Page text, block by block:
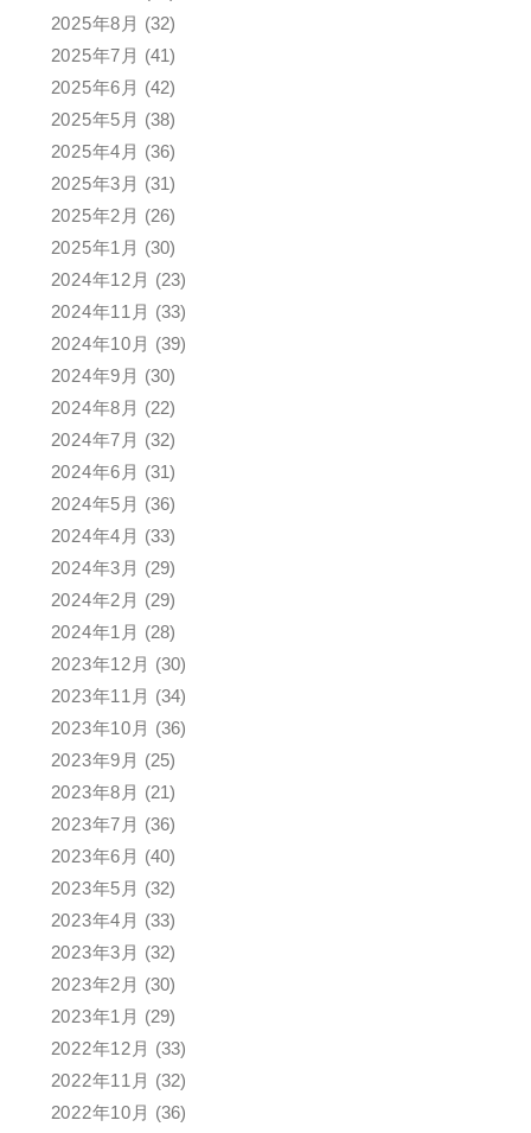
2025年8月 (32)
2025年7月 (41)
2025年6月 (42)
2025年5月 (38)
2025年4月 (36)
2025年3月 (31)
2025年2月 (26)
2025年1月 (30)
2024年12月 (23)
2024年11月 (33)
2024年10月 (39)
2024年9月 (30)
2024年8月 (22)
2024年7月 (32)
2024年6月 (31)
2024年5月 (36)
2024年4月 (33)
2024年3月 (29)
2024年2月 (29)
2024年1月 (28)
2023年12月 (30)
2023年11月 (34)
2023年10月 (36)
2023年9月 (25)
2023年8月 (21)
2023年7月 (36)
2023年6月 (40)
2023年5月 (32)
2023年4月 (33)
2023年3月 (32)
2023年2月 (30)
2023年1月 (29)
2022年12月 (33)
2022年11月 (32)
2022年10月 (36)